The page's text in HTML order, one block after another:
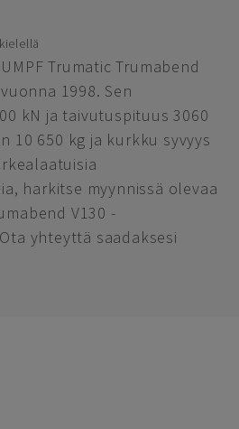
Trumatic Trumabend
1998. Sen
kN ja taivutuspituus 3060
10 650 kg ja kurkku syvyys
harkitse myynnissä olevaa
V130 -
yhteyttä saadaksesi